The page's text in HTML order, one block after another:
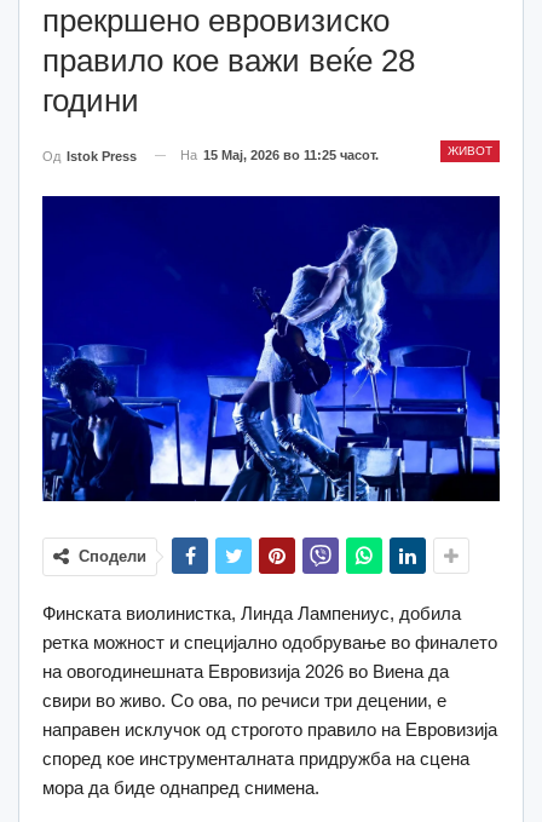
прекршено евровизиско
правило кое важи веќе 28
години
ЖИВОТ
Од Istok Press На 15 Мај, 2026 во 11:25 часот.
Сподели
Финската виолинистка, Линда Лампениус, добила
ретка можност и специјално одобрување во финалето
на овогодинешната Евровизија 2026 во Виена да
свири во живо. Со ова, по речиси три децении, е
направен исклучок од строгото правило на Евровизија
според кое инструменталната придружба на сцена
мора да биде однапред снимена.